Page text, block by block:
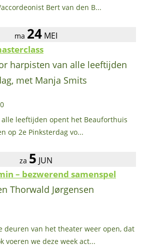
Bert van den B...
ma 24 MEI
harpisten van alle leeftijden
met Manja Smits
leeftijden opent het Beauforthuis
op 2e Pinksterdag vo...
za 5 JUN
– bezwerend samenspel
Thorwald Jørgensen
deuren van het theater weer open, dat
voeren we deze week act...